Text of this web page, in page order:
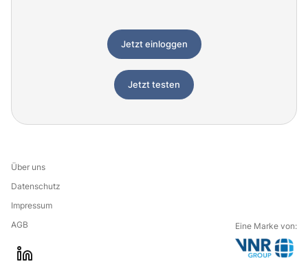
Jetzt einloggen
Jetzt testen
Über uns
Datenschutz
Impressum
AGB
Eine Marke von: